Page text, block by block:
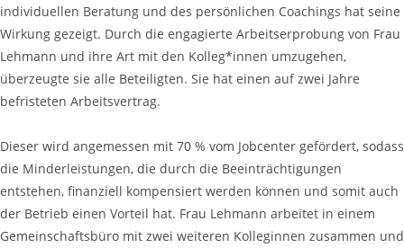
individuellen Beratung und des persönlichen Coachings hat seine
Wirkung gezeigt. Durch die engagierte Arbeitserprobung von Frau
Lehmann und ihre Art mit den Kolleg*innen umzugehen,
überzeugte sie alle Beteiligten. Sie hat einen auf zwei Jahre
befristeten Arbeitsvertrag.
Dieser wird angemessen mit 70 % vom Jobcenter gefördert, sodass
die Minderleistungen, die durch die Beeinträchtigungen
entstehen, finanziell kompensiert werden können und somit auch
der Betrieb einen Vorteil hat. Frau Lehmann arbeitet in einem
Gemeinschaftsbüro mit zwei weiteren Kolleginnen zusammen und